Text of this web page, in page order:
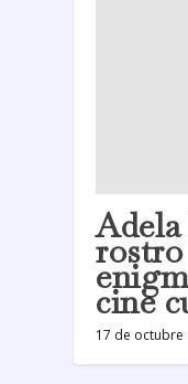
rostro
cine
17 de octubre